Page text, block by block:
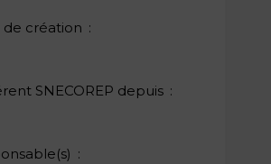
de création
SNECOREP depuis